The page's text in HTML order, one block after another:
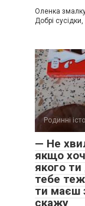
Оленка
Добрі
Родинні
— Не
якщо
якого
тебе
ти маєш
скажу